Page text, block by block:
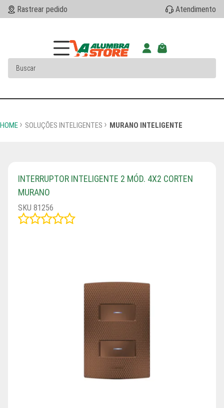
Rastrear pedido Atendimento
HOME SOLUÇÕES INTELIGENTES MURANO INTELIGENTE
INTERRUPTOR INTELIGENTE 2 MÓD. 4X2 CORTEN
MURANO
SKU 81256